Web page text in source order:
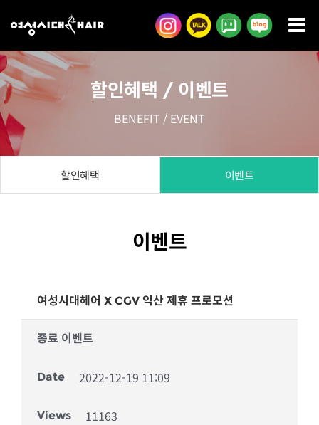
텐
츠
로
건
너
뛰
기
할인혜택 / 이벤트
BENEFIT / EVENT
할인혜택 이벤트
이벤트
여성시대헤어 X CGV 익산 제휴 프로모션
종료 이벤트
Date 2022-12-19 11:09
Views 11163